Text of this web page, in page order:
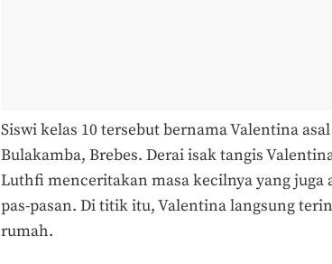
Siswi kelas 10 tersebut bernama Valentina
Bulakamba, Brebes. Derai isak tangis
Luthfi menceritakan masa kecilnya yang
pas-pasan. Di titik itu, Valentina langsung
rumah.